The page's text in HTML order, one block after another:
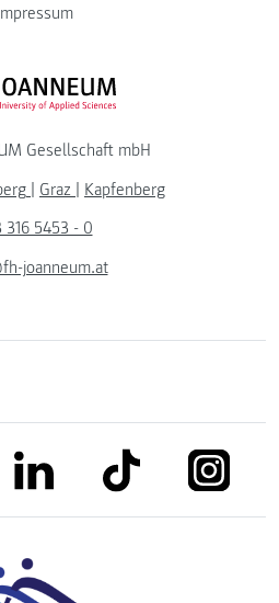
FH JOANNEUM Logo
Gesellschaft mbH
| Graz | Kapfenberg
316 5453 - 0
joanneum.at
youtubelink to linkedinlink to tiktok link to